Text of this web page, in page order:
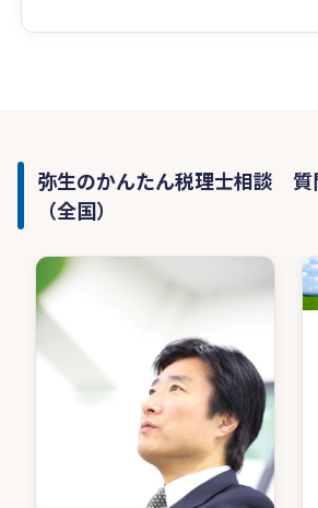
弥生のかんたん税理士相談 質
（全国）